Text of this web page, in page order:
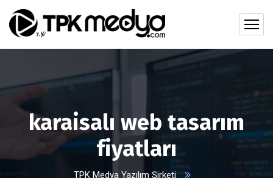
karaisalı web tasarım
fiyatları
TPK Medya Yazılım Şirketi